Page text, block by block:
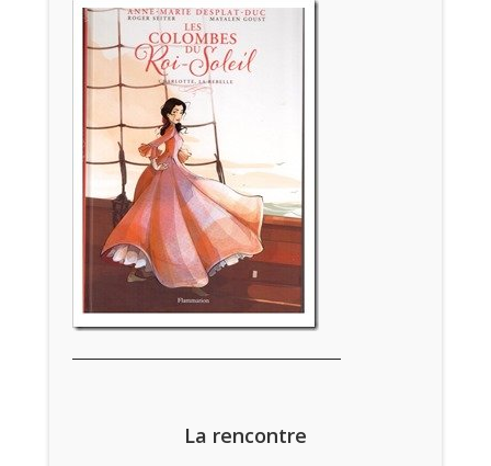
La rencontre